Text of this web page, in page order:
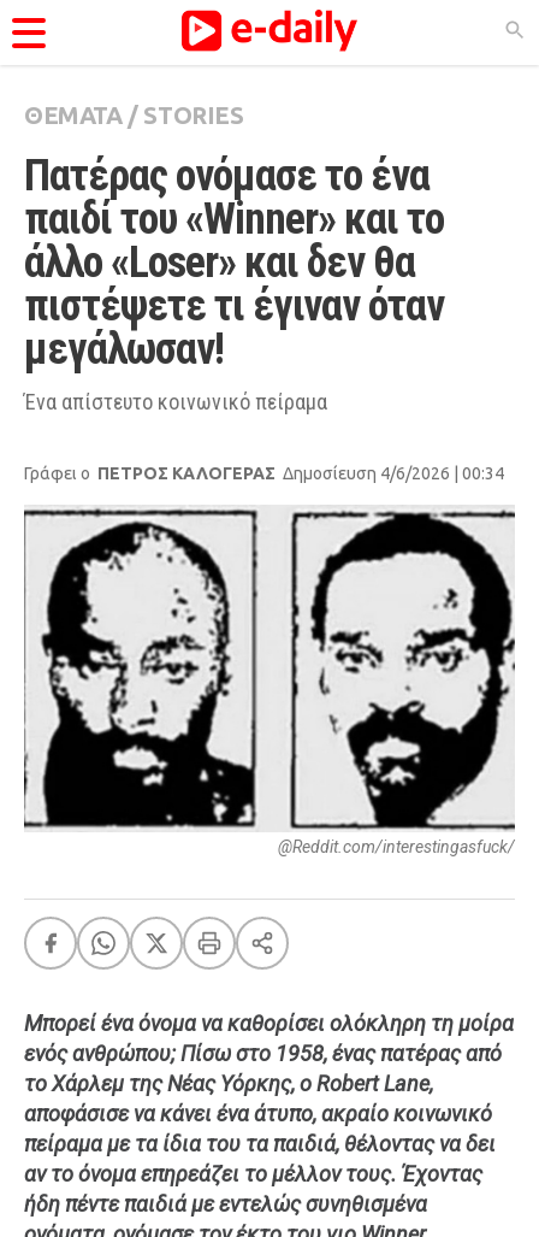
ΚΑΤΗΓΟΡΊΕΣ
Ειδήσεις
Θέματα
Videos
Podcasts
Viral
Life
Pop Culture
Agenda
FEEDS
Πάσχα Eurovision
Summer
LOL
Xmas
LIFE
Food
Body+Mind
Ταξίδια
Style
Σπίτι
Family
Σχέσεις
ΘΕΜΑΤΑ/ STORIES
Πατέρας ονόμασε το ένα
παιδί του «Winner» και το
άλλο «Loser» και δεν θα
πιστέψετε τι έγιναν όταν
μεγάλωσαν!
Ένα απίστευτο κοινωνικό πείραμα
Γράφει ο ΠΕΤΡΟΣ ΚΑΛΟΓΕΡΑΣ Δημοσίευση 4/6/2026 | 00:34
@Reddit.com/interestingasfuck/
Μπορεί ένα όνομα να καθορίσει ολόκληρη τη μοίρα
ενός ανθρώπου; Πίσω στο 1958, ένας πατέρας από
το Χάρλεμ της Νέας Υόρκης, ο Robert Lane,
αποφάσισε να κάνει ένα άτυπο, ακραίο κοινωνικό
πείραμα με τα ίδια του τα παιδιά, θέλοντας να δει
αν το όνομα επηρεάζει το μέλλον τους. Έχοντας
ήδη πέντε παιδιά με εντελώς συνηθισμένα